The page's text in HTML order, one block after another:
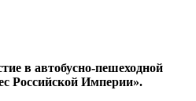
в автобусно-пешеходной
Российской Империи».